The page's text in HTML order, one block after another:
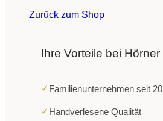
Zurück zum Shop
Ihre Vorteile bei Hörner
✓ Familienunternehmen seit
✓ Handverlesene Qualität